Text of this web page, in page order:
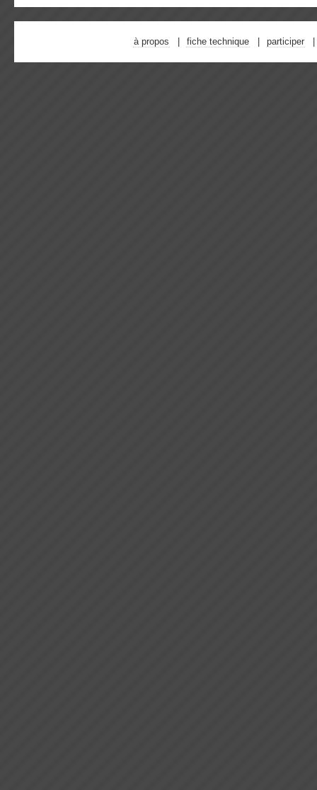
à propos fiche technique participer